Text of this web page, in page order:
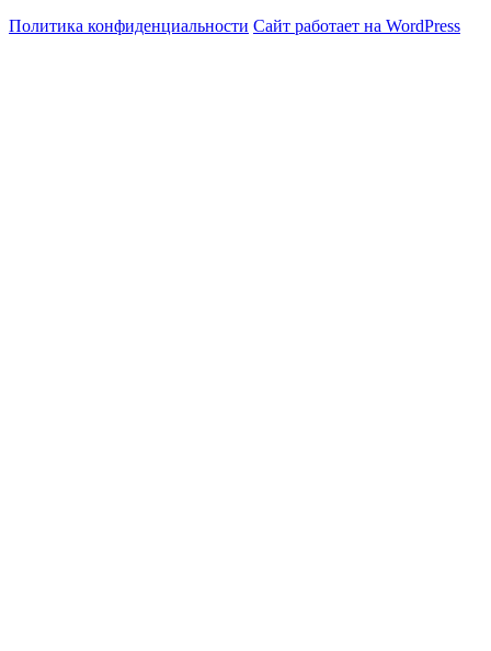
Политика конфиденциальности Сайт работает на WordPress